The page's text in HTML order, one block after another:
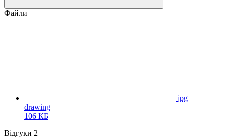
Файли
jpg
drawing
106 КБ
Відгуки 2